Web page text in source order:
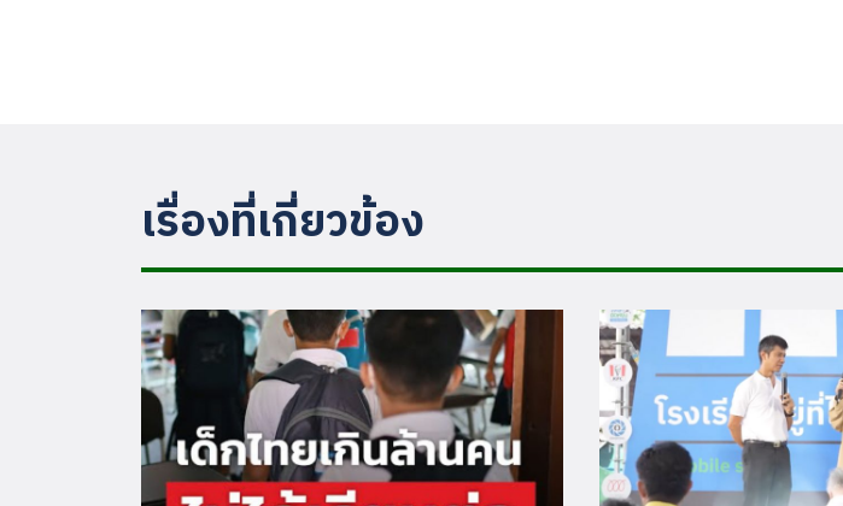
เรื่องที่เกี่ยวข้อง